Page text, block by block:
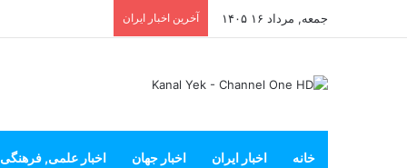
جمعه, مرداد ۱۶ ۱۴۰۵ آخرین اخبار ایران
خانه اخبار ایران اخبار جهان اخبار علمی,